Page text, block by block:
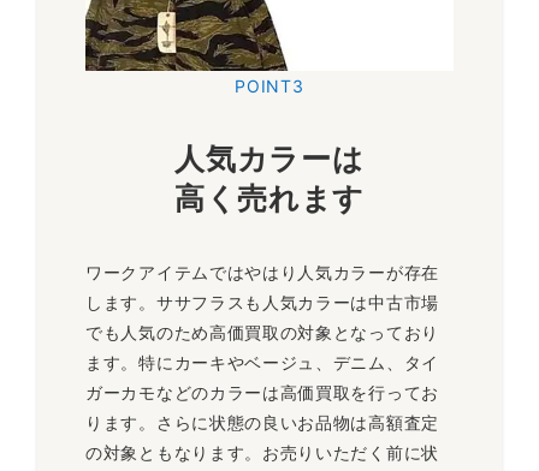
POINT3
人気カラーは
高く売れます
ワークアイテムではやはり人気カラーが存在
します。ササフラスも人気カラーは中古市場
でも人気のため高価買取の対象となっており
ます。特にカーキやベージュ、デニム、タイ
ガーカモなどのカラーは高価買取を行ってお
ります。さらに状態の良いお品物は高額査定
の対象ともなります。お売りいただく前に状